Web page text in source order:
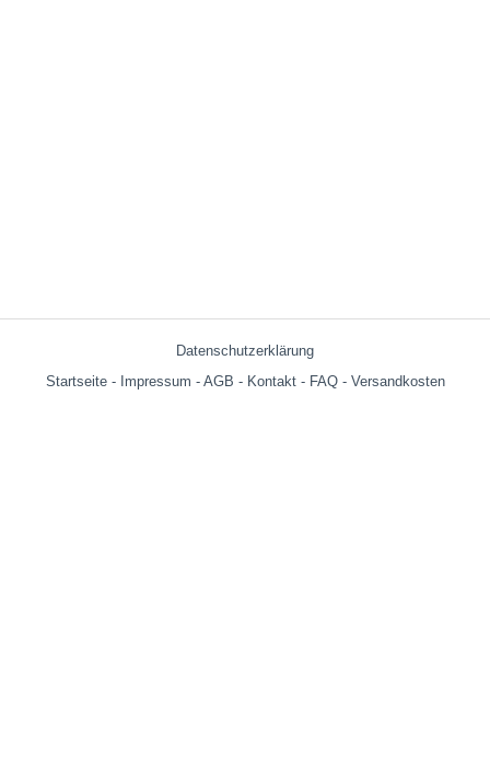
Datenschutzerklärung
Startseite- Impressum - AGB - Kontakt- FAQ- Versandkosten